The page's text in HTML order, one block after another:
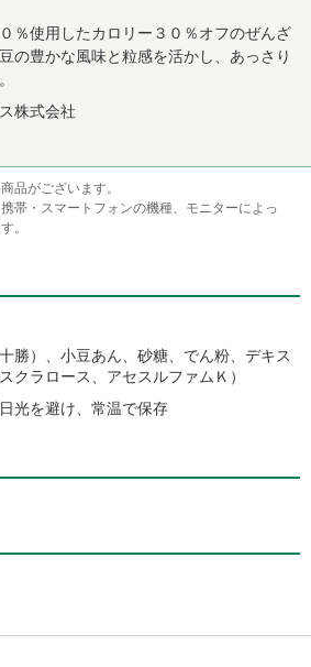
％使用したカロリー３０％オフのぜんざ
の豊かな風味と粒感を活かし、あっさり
株式会社
品がございます。
帯・スマートフォンの機種、モニターによっ
。
勝）、小豆あん、砂糖、でん粉、デキス
クラロース、アセスルファムＫ）
光を避け、常温で保存